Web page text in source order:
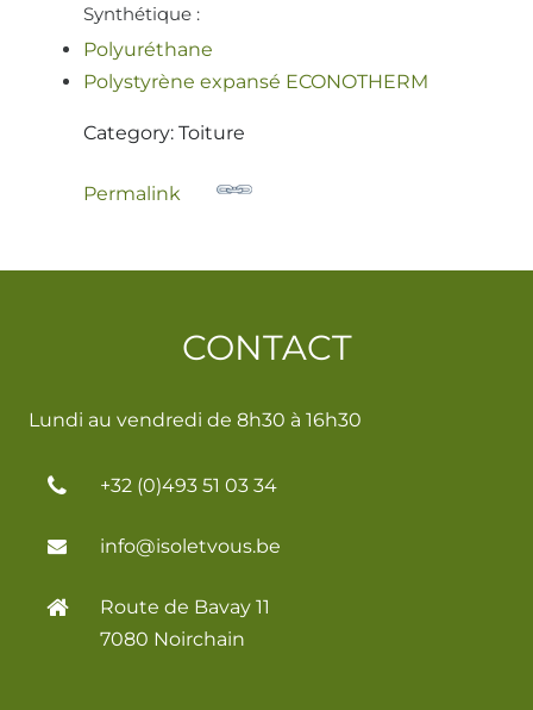
Synthétique :
Polyuréthane
Polystyrène expansé ECONOTHERM
Category: Toiture
Permalink
CONTACT
Lundi au vendredi de 8h30 à 16h30
+32 (0)493 51 03 34
info@isoletvous.be
Route de Bavay 11
7080 Noirchain